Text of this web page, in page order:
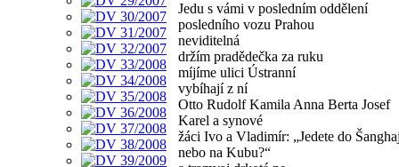
Jedu s vámi v posledním oddělení
posledního vozu Prahou
neviditelná
držím pradědečka za ruku
míjíme ulici Ústranní
vybíhají z ní
Otto Rudolf Kamila Anna Berta Josef
Karel a synové
žáci Ivo a Vladimír: „Jedete do
nebo na Kubu?“